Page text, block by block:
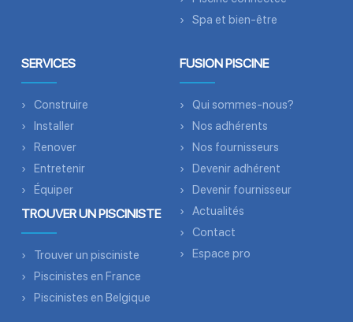
Spa et bien-être
SERVICES
Construire
Installer
Renover
Entretenir
Équiper
TROUVER UN PISCINISTE
Trouver un pisciniste
Piscinistes en France
Piscinistes en Belgique
FUSION PISCINE
Qui sommes-nous?
Nos adhérents
Nos fournisseurs
Devenir adhérent
Devenir fournisseur
Actualités
Contact
Espace pro